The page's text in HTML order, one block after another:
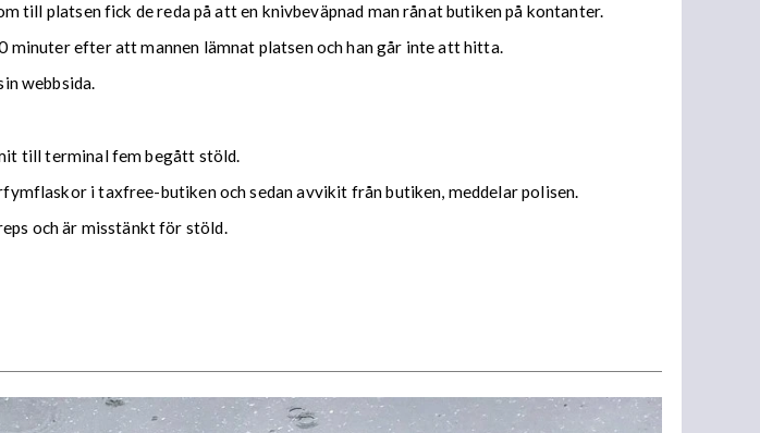
till platsen fick de reda på att en knivbeväpnad man rånat butiken på kontanter.
efter att mannen lämnat platsen och han går inte att hitta.
webbsida.
till terminal fem begått stöld.
i taxfree-butiken och sedan avvikit från butiken, meddelar polisen.
och är misstänkt för stöld.